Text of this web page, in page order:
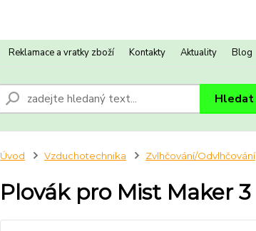
Reklamace a vratky zboží Kontakty Aktuality Blog
Hledat
Úvod Vzduchotechnika Zvlhčování/Odvlhčování
Plovák pro Mist Maker 3